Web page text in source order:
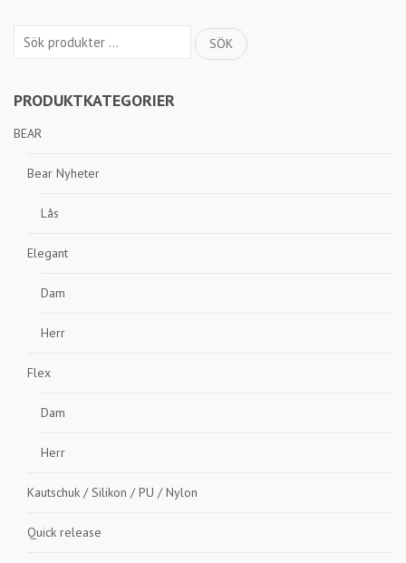
Sök
SÖK
PRODUKTKATEGORIER
BEAR
Bear Nyheter
Lås
Elegant
Dam
Herr
Flex
Dam
Herr
Kautschuk / Silikon / PU / Nylon
Quick release